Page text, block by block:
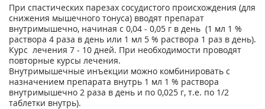
При спастических парезах сосудистого происхождения (для
снижения мышечного тонуса) вводят препарат
внутримышечно, начиная с 0,04 - 0,05 г в день (1 мл 1 %
раствора 4 раза в день или 1 мл 5 % раствора 1 раз в день).
Курс лечения 7 - 10 дней. При необходимости проводят
повторные курсы лечения.
Внутримышечные инъекции можно комбинировать с
назначением препарата внутрь 1 мл 1 % раствора
внутримышечно 2 раза в день и по 0,025 г, т.е. по 1/2
таблетки внутрь).